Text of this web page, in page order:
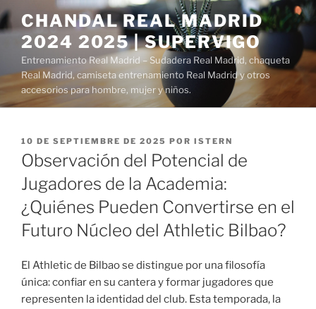
Saltar
al
contenido
CHANDAL REAL MADRID
2024 2025 | SUPERVIGO
Entrenamiento Real Madrid – Sudadera Real Madrid, chaqueta
Real Madrid, camiseta entrenamiento Real Madrid y otros
accesorios para hombre, mujer y niños.
PUBLICADO
EL
10 DE SEPTIEMBRE DE 2025 POR ISTERN
Observación del Potencial de
Jugadores de la Academia:
¿Quiénes Pueden Convertirse en el
Futuro Núcleo del Athletic Bilbao?
El Athletic de Bilbao se distingue por una filosofía
única: confiar en su cantera y formar jugadores que
representen la identidad del club. Esta temporada, la